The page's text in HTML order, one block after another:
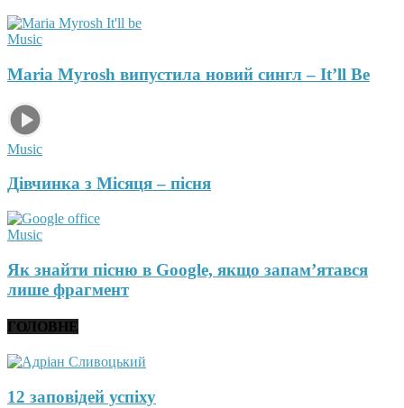
Music
Maria Myrosh випустила новий сингл – It’ll Be
Music
Дівчинка з Місяця – пісня
Music
Як знайти пісню в Google, якщо запам’ятався
лише фрагмент
ГОЛОВНЕ
12 заповідей успіху